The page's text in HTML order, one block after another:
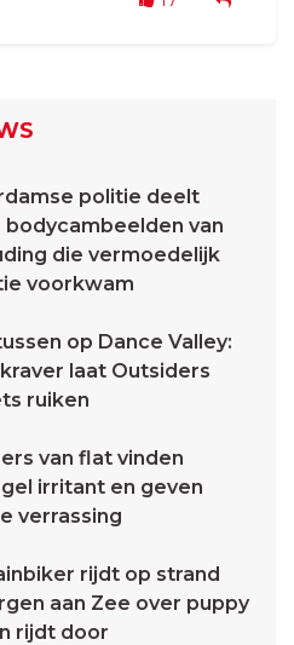
politie deelt
bodycambeelden van
die vermoedelijk
voorkwam
op Dance Valley:
laat Outsiders
ruiken
van flat vinden
irritant en geven
verrassing
rijdt op strand
aan Zee over puppy
rijdt door